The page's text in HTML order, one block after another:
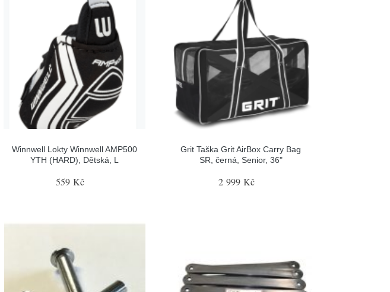
Winnwell Lokty Winnwell AMP500
YTH (HARD), Dětská, L
559 Kč
Grit Taška Grit AirBox Carry Bag
SR, černá, Senior, 36"
2 999 Kč